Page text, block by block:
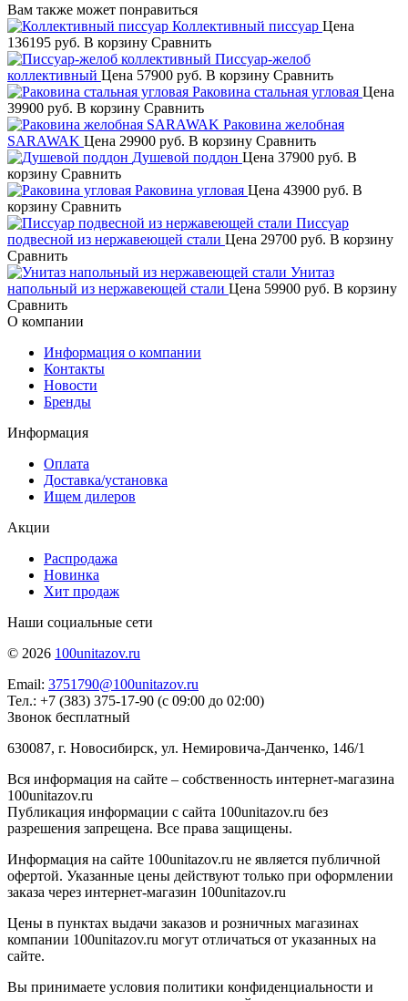
Вам также может понравиться
Коллективный писсуар Цена
136195 руб. В корзину Сравнить
Писсуар-желоб
коллективный Цена 57900 руб. В корзину Сравнить
Раковина стальная угловая Цена
39900 руб. В корзину Сравнить
Раковина желобная
SARAWAK Цена 29900 руб. В корзину Сравнить
Душевой поддон Цена 37900 руб. В
корзину Сравнить
Раковина угловая Цена 43900 руб. В
корзину Сравнить
Писсуар
подвесной из нержавеющей стали Цена 29700 руб. В корзину
Сравнить
Унитаз
напольный из нержавеющей стали Цена 59900 руб. В корзину
Сравнить
О компании
Информация о компании
Контакты
Новости
Бренды
Информация
Оплата
Доставка/установка
Ищем дилеров
Акции
Распродажа
Новинка
Хит продаж
Наши социальные сети
© 2026 100unitazov.ru
Email: 3751790@100unitazov.ru
Тел.: +7 (383) 375-17-90 (с 09:00 до 02:00)
Звонок бесплатный
630087, г. Новосибирск, ул. Немировича-Данченко, 146/1
Вся информация на сайте – собственность интернет-магазина
100unitazov.ru
Публикация информации с сайта 100unitazov.ru без
разрешения запрещена. Все права защищены.
Информация на сайте 100unitazov.ru не является публичной
офертой. Указанные цены действуют только при оформлении
заказа через интернет-магазин 100unitazov.ru
Цены в пунктах выдачи заказов и розничных магазинах
компании 100unitazov.ru могут отличаться от указанных на
сайте.
Вы принимаете условия политики конфиденциальности и